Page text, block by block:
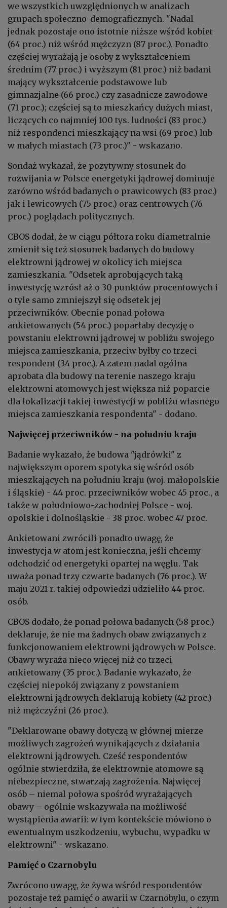
we wszystkich uwzględnionych w analizach
grupach społeczno-demograficznych. "Nadal
jednak pozostaje ono istotnie niższe wśród kobiet
(64 proc.) niż wśród mężczyzn (87 proc.). Ponadto
częściej wyrażają je osoby z wykształceniem
średnim (77 proc.) i wyższym (81 proc.) niż badani
mający wykształcenie podstawowe lub
gimnazjalne (66 proc.) czy zasadnicze zawodowe
(71 proc.); częściej są to mieszkańcy dużych miast,
liczących co najmniej 100 tys. ludności (83 proc.)
niż respondenci mieszkający na wsi (69 proc.) lub
w małych miastach (73 proc.)" - wskazano.
Sondaż wykazał, że pozytywny stosunek do
rozwijania w Polsce energetyki jądrowej dominuje
zarówno wśród badanych o prawicowych (83 proc.)
jak i lewicowych (75 proc.) oraz centrowych (76
proc.) poglądach politycznych.
CBOS dodał, że w ciągu półtora roku diametralnie
zmienił się też stosunek badanych do budowy
elektrowni jądrowej w okolicy ich miejsca
zamieszkania. "Odsetek aprobujących taką
inwestycję wzrósł aż o 30 punktów procentowych i
o tyle samo zmniejszył się odsetek jej
przeciwników. Obecnie ponad połowa
ankietowanych (54 proc.) poparłaby decyzję o
powstaniu elektrowni jądrowej w pobliżu swojego
miejsca zamieszkania, przeciw byłby co trzeci
respondent (34 proc.). A zatem nadal ogólna
aprobata dla budowy na terenie naszego kraju
elektrowni atomowych jest większa niż poparcie
dla lokalizacji takiej inwestycji w pobliżu własnego
miejsca zamieszkania respondenta" - dodano.
Najwięcej przeciwników - na południu kraju
Badanie wykazało, że budowa "jądrówki" z
największym oporem spotyka się wśród osób
mieszkających na południu kraju (woj. małopolskie
i śląskie) - 44 proc. przeciwników wobec 45 proc., a
także w południowo-zachodniej Polsce - woj.
opolskie i dolnośląskie - 38 proc. wobec 47 proc.
Ankietowani zwrócili ponadto uwagę, że
inwestycja w atom jest konieczna, jeśli chcemy
odchodzić od energetyki opartej na węglu. Tak
uważa ponad trzy czwarte badanych (76 proc.). W
maju 2021 r. takiej odpowiedzi udzieliło 44 proc.
osób.
CBOS dodało, że ponad połowa badanych (58 proc.)
deklaruje, że nie ma żadnych obaw związanych z
funkcjonowaniem elektrowni jądrowych w Polsce.
Obawy wyraża nieco więcej niż co trzeci
ankietowany (35 proc.). Badanie wykazało, że
częściej niepokój związany z powstaniem
elektrowni jądrowych deklarują kobiety (42 proc.)
niż mężczyźni (26 proc.).
"Deklarowane obawy dotyczą w głównej mierze
możliwych zagrożeń wynikających z działania
elektrowni jądrowych. Cześć respondentów
ogólnie stwierdziła, że elektrownie atomowe są
niebezpieczne, stwarzają zagrożenia. Najwięcej
osób – niemal połowa spośród wyrażających
obawy – ogólnie wskazywała na możliwość
wystąpienia awarii: w tym kontekście mówiono o
ewentualnym uszkodzeniu, wybuchu, wypadku w
elektrowni" - wskazano.
Pamięć o Czarnobylu
Zwrócono uwagę, że żywa wśród respondentów
pozostaje też pamięć o awarii w Czarnobylu, o czym